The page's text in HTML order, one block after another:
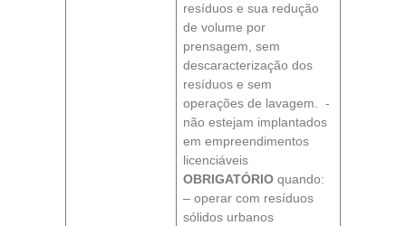
resíduos e sua redução
de volume por
prensagem, sem
descaracterização dos
resíduos e sem
operações de lavagem. -
não estejam implantados
em empreendimentos
licenciáveis
OBRIGATÓRIO quando:
– operar com resíduos
sólidos urbanos